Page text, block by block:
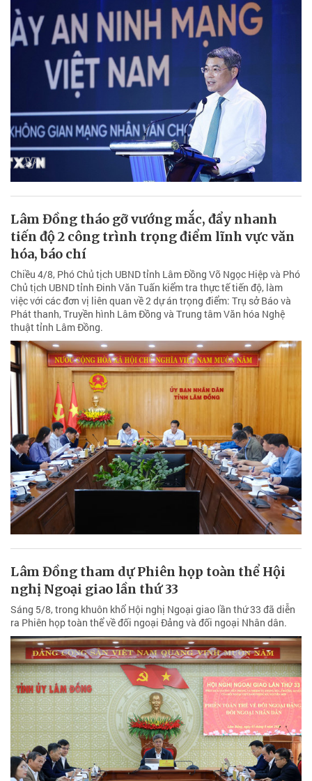
Lâm Đồng tháo gỡ vướng mắc, đẩy nhanh
tiến độ 2 công trình trọng điểm lĩnh vực văn
hóa, báo chí
Chiều 4/8, Phó Chủ tịch UBND tỉnh Lâm Đồng Võ Ngọc Hiệp và Phó
Chủ tịch UBND tỉnh Đinh Văn Tuấn kiểm tra thực tế tiến độ, làm
việc với các đơn vị liên quan về 2 dự án trọng điểm: Trụ sở Báo và
Phát thanh, Truyền hình Lâm Đồng và Trung tâm Văn hóa Nghệ
thuật tỉnh Lâm Đồng.
Lâm Đồng tham dự Phiên họp toàn thể Hội
nghị Ngoại giao lần thứ 33
Sáng 5/8, trong khuôn khổ Hội nghị Ngoại giao lần thứ 33 đã diễn
ra Phiên họp toàn thể về đối ngoại Đảng và đối ngoại Nhân dân.